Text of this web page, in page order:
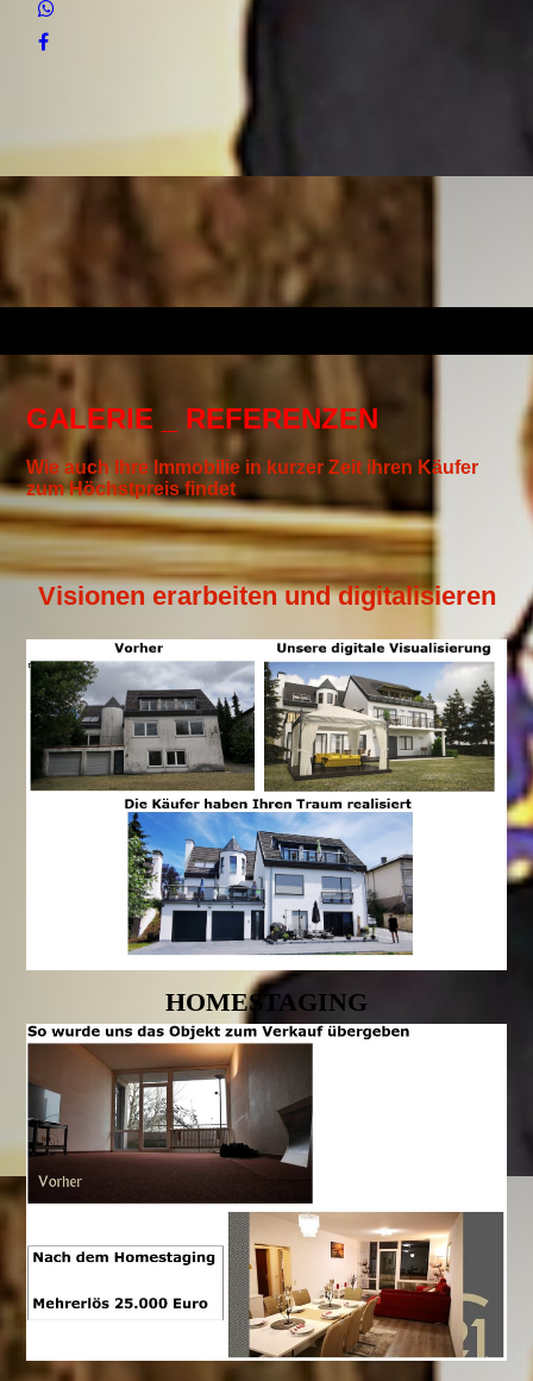
GALERIE _ REFERENZEN
Wie auch Ihre Immobilie in kurzer Zeit ihren Käufer
zum Höchstpreis findet
Visionen erarbeiten und digitalisieren
HOMESTAGING